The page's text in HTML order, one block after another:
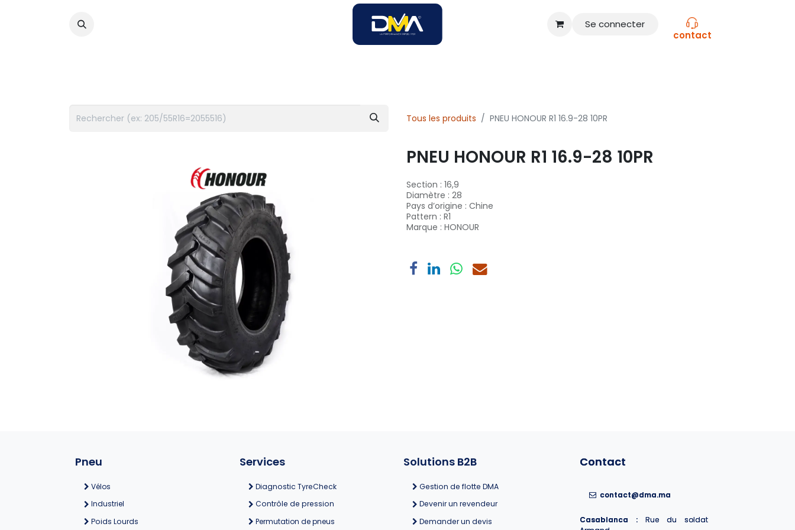
Se connecter
contact
Tous les produits PNEU HONOUR R1 16.9-28 10PR
PNEU HONOUR R1 16.9-28 10PR
Section : 16,9
Diamètre : 28
Pays d’origine : Chine
Pattern : R1
Marque : HONOUR
Services
Diagnostic TyreCheck
Contrôle de pression
Permutation de pneus
Solutions B2B
Gestion de flotte DMA
Devenir un revendeur
Demander un devis
Contact
contact@dma.ma
Casablanca :
Rue du soldat
Contact
contact@dma.ma
Casablanca :
Rue du soldat
Pneu
Vélos
Industriel
Poids Lourds